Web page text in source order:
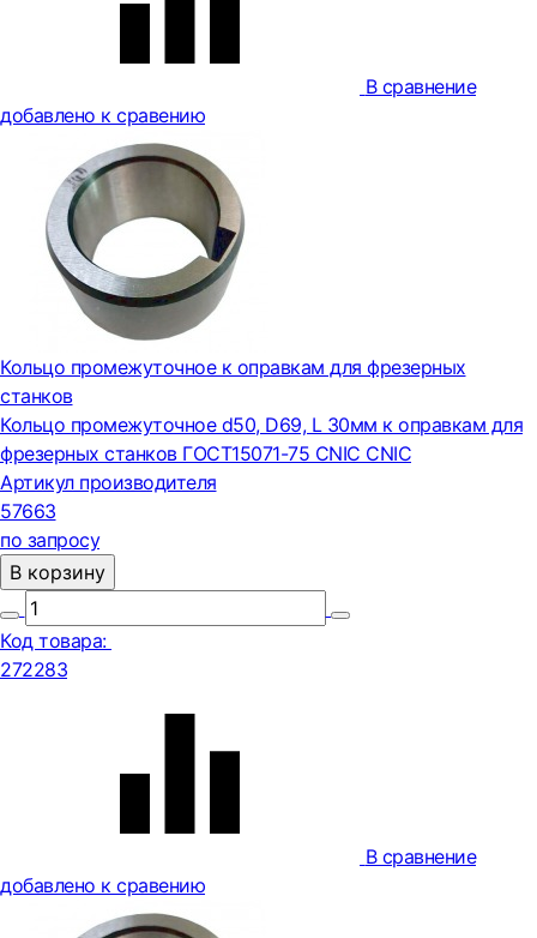
В сравнение
добавлено к сравению
Кольцо промежуточное к оправкам для фрезерных
станков
Кольцо промежуточное d50, D69, L 30мм к оправкам для
фрезерных станков ГОСТ15071-75 CNIC CNIC
Артикул производителя
57663
по запросу
В корзину
Код товара:
272283
В сравнение
добавлено к сравению